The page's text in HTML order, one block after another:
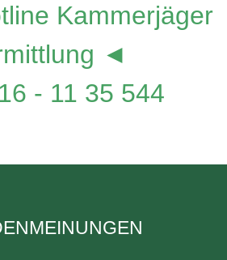
Kammerjäger
◄
- 11 35 544